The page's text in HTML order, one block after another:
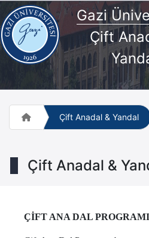
Gazi
Çift
Çift Anadal & Yandal
Çift Anadal &
ÇİFT ANA DAL